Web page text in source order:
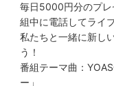
毎日5000円分のプレ
組中に電話してライ
私たちと一緒に新し
う！
番組テーマ曲：
ー」